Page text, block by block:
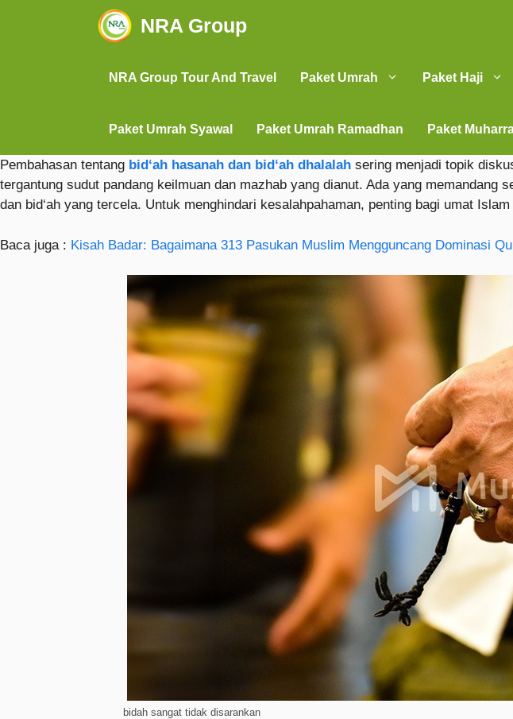
NRA Group
NRA Group Tour And Travel Paket Umrah Paket Haji
Paket Umrah Syawal Paket Umrah Ramadhan Paket
Pembahasan tentang bid‘ah hasanah dan bid‘ah dhalalah sering menjadi topik
tergantung sudut pandang keilmuan dan mazhab yang dianut. Ada yang memandang
dan bid‘ah yang tercela. Untuk menghindari kesalahpahaman, penting bagi umat
Baca juga : Kisah Badar: Bagaimana 313 Pasukan Muslim Mengguncang Dominasi
bidah sangat tidak disarankan